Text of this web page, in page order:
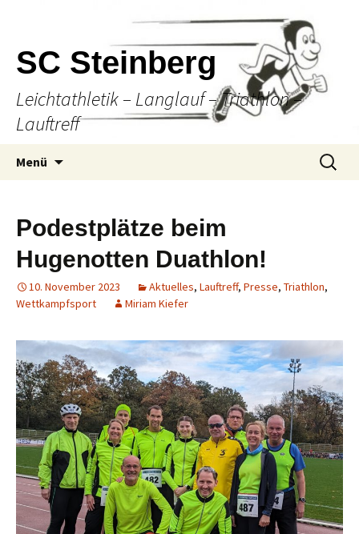
SC Steinberg
Leichtathletik – Langlauf – Triathlon –
Lauftreff
Menü
Suche
nach:
Podestplätze beim
Hugenotten Duathlon!
10. November 2023 Aktuelles, Lauftreff, Presse, Triathlon,
Wettkampfsport
Miriam Kiefer